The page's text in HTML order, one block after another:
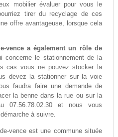
mobilier évaluer pour vous le
tirer du recyclage de ces
offre avantageuse, lorsque cela
vence a également un rôle de
concerne le stationnement de la
cas vous ne pouvez stocker la
devez la stationner sur la voie
faudra faire une demande de
la benne dans la rue ou sur la
07.56.78.02.30 et nous vous
à suivre.
vence est une commune située